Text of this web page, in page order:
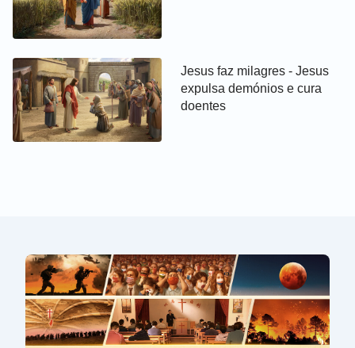
Jesus faz milagres - Jesus
expulsa demónios e cura
doentes